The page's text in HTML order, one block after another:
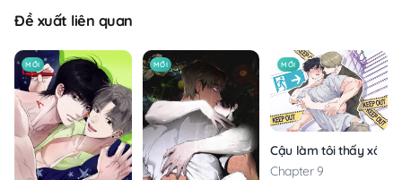
Đề xuất liên quan
MỚI MỚI MỚI
Cậu làm tôi thấy xấu
Chapter 9